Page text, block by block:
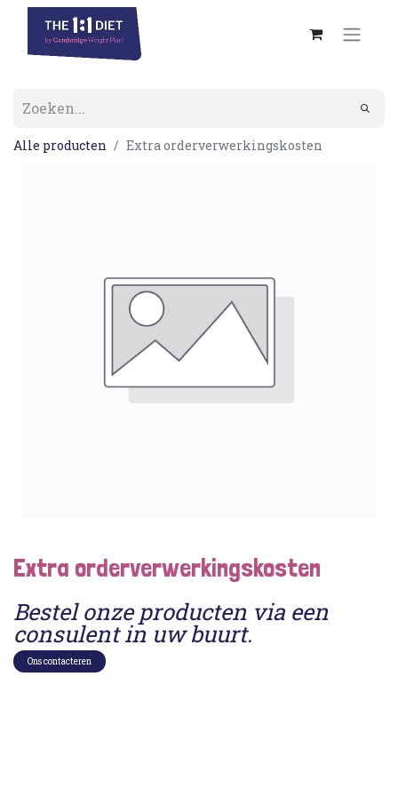
Alle producten Extra orderverwerkingskosten
Extra orderverwerkingskosten
Bestel onze producten via een
consulent in uw buurt.
Ons contacteren